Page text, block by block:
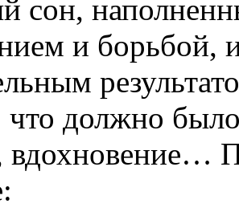
сон,
и борьбой,
что должно
вдохновение…